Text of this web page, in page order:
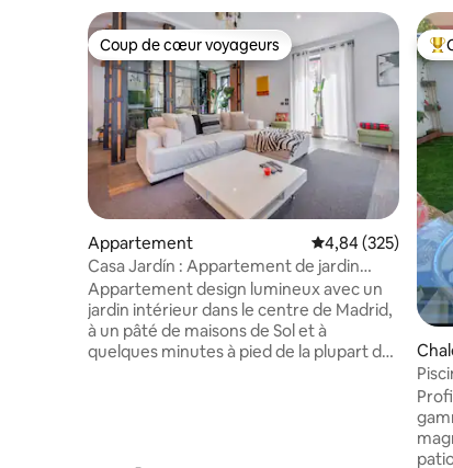
Coup de cœur voyageurs
Coup de cœur voyageurs
Appartement Évaluation
4,84 (325)
Casa Jardín : Appartement de jardin
juste à côté de Sol
Appartement design lumineux avec un
jardin intérieur dans le centre de Madrid,
à un pâté de maisons de Sol et à
quelques minutes à pied de la plupart des